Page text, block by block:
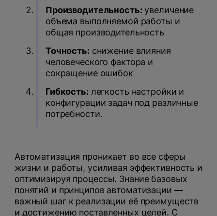
Производительность: увеличение
объема выполняемой работы и
общая производительность
Точность: снижение влияния
человеческого фактора и
сокращение ошибок
Гибкость: легкость настройки и
конфигурации задач под различные
потребности.
Автоматизация проникает во все сферы
жизни и работы, усиливая эффективность и
оптимизируя процессы. Знание базовых
понятий и принципов автоматизации —
важный шаг к реализации её преимуществ
и достижению поставленных целей. С